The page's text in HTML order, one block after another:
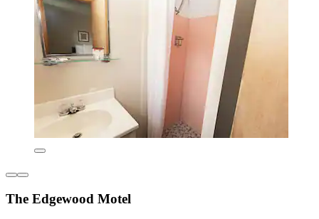
The Edgewood Motel